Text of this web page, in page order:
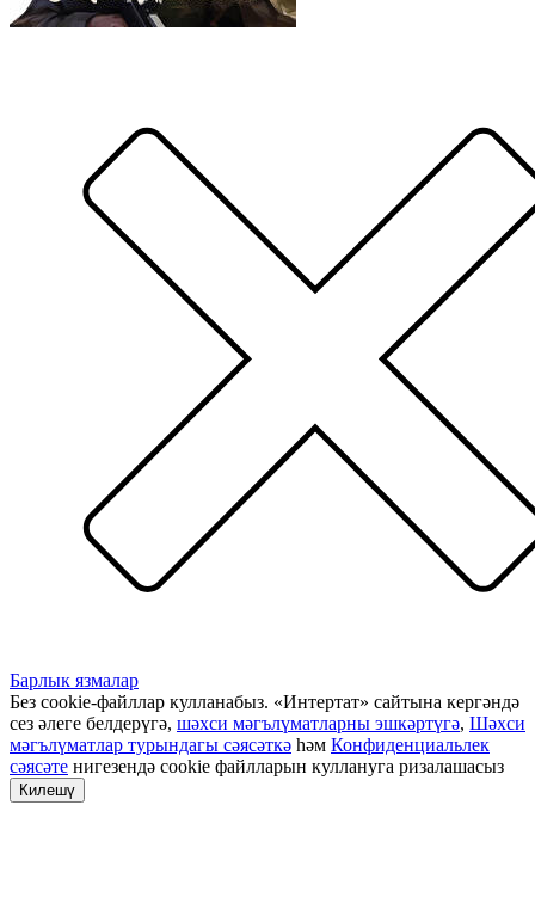
Барлык язмалар
Без cookie-файллар кулланабыз. «Интертат» сайтына кергәндә
сез әлеге белдерүгә, шәхси мәгълүматларны эшкәртүгә, Шәхси
мәгълүматлар турындагы сәясәткә һәм Конфиденциальлек
сәясәте нигезендә cookie файлларын куллануга ризалашасыз
Килешү